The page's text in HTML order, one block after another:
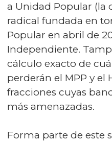
a Unidad Popular (la
radical fundada en
Popular en abril de
Independiente.
cálculo exacto de
perderán el MPP y el
fracciones cuyas
más amenazadas.
Forma parte de este